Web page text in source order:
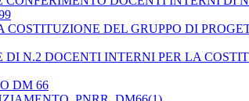
DEL GRUPPO DI
N.2 DOCENTI INTERNI PER LA
DM 66